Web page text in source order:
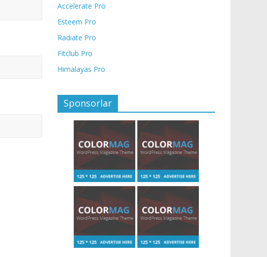
Accelerate Pro
Esteem Pro
Radiate Pro
Fitclub Pro
Himalayas Pro
Sponsorlar